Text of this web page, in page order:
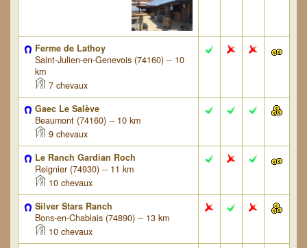
Ferme de Lathoy
Saint-Julien-en-Genevois (74160) -- 10
km
7 chevaux
Gaec Le Salève
Beaumont (74160) -- 10 km
9 chevaux
Le Ranch Gardian Roch
Reignier (74930) -- 11 km
10 chevaux
Silver Stars Ranch
Bons-en-Chablais (74890) -- 13 km
10 chevaux